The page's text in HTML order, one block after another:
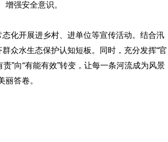
强安全意识。
化开展进乡村、进单位等宣传活动。结合汛
众水生态保护认知短板。同时，充分发挥“官
”向“有能有效”转变，让每一条河流成为风景
答卷。